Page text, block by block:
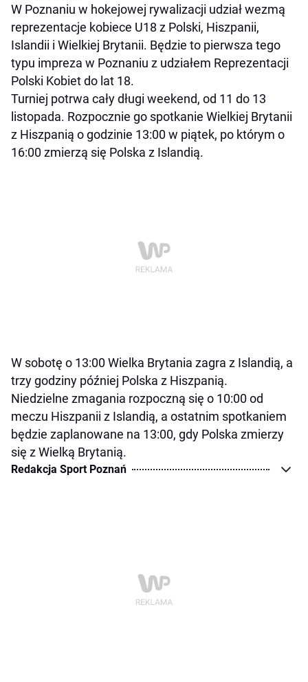
W Poznaniu w hokejowej rywalizacji udział wezmą
reprezentacje kobiece U18 z Polski, Hiszpanii,
Islandii i Wielkiej Brytanii. Będzie to pierwsza tego
typu impreza w Poznaniu z udziałem Reprezentacji
Polski Kobiet do lat 18.
Turniej potrwa cały długi weekend, od 11 do 13
listopada. Rozpocznie go spotkanie Wielkiej Brytanii
z Hiszpanią o godzinie 13:00 w piątek, po którym o
16:00 zmierzą się Polska z Islandią.
W sobotę o 13:00 Wielka Brytania zagra z Islandią, a
trzy godziny później Polska z Hiszpanią.
Niedzielne zmagania rozpoczną się o 10:00 od
meczu Hiszpanii z Islandią, a ostatnim spotkaniem
będzie zaplanowane na 13:00, gdy Polska zmierzy
się z Wielką Brytanią.
Redakcja Sport Poznań